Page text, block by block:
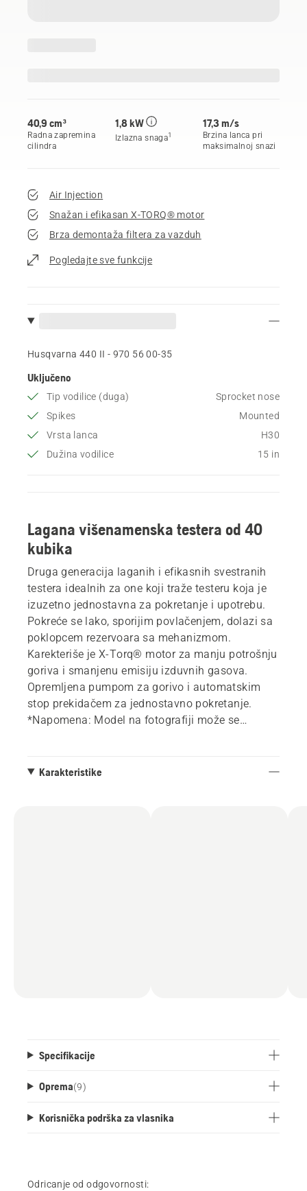
40,9 cm³
Radna zapremina
cilindra
1,8 kW
Izlazna snaga1
17,3 m/s
Brzina lanca pri
maksimalnoj snazi
Air Injection
Snažan i efikasan X-TORQ® motor
Brza demontaža filtera za vazduh
Pogledajte sve funkcije
Husqvarna 440 II - 970 56 00‑35
Uključeno
Tip vodilice (duga)
Sprocket nose
Spikes
Mounted
Vrsta lanca
H30
Dužina vodilice
15 in
Lagana višenamenska testera od 40
kubika
Druga generacija laganih i efikasnih svestranih
testera idealnih za one koji traže testeru koja je
izuzetno jednostavna za pokretanje i upotrebu.
Pokreće se lako, sporijim povlačenjem, dolazi sa
poklopcem rezervoara sa mehanizmom.
Karekteriše je X-Torq® motor za manju potrošnju
goriva i smanjenu emisiju izduvnih gasova.
Opremljena pumpom za gorivo i automatskim
stop prekidačem za jednostavno pokretanje.
*Napomena: Model na fotografiji može se
Karakteristike
Specifikacije
Oprema(9)
Korisnička podrška za vlasnika
Odricanje od odgovornosti: